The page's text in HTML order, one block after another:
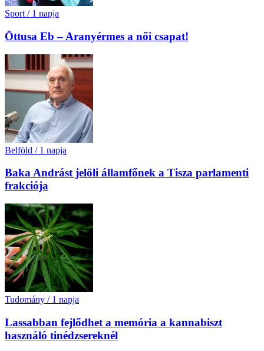
Sport / 1 napja
Öttusa Eb – Aranyérmes a női csapat!
Belföld / 1 napja
Baka Andrást jelöli államfőnek a Tisza parlamenti
frakciója
Tudomány / 1 napja
Lassabban fejlődhet a memória a kannabiszt
használó tinédzsereknél